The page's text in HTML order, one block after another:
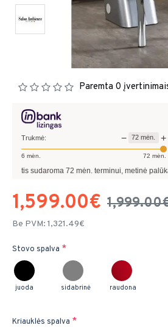
Paremta 0
1,599.00€
Be PVM: 1,321.49€
Stovo spalva
juoda sidabrinė raudona
Kriauklės spalva
Trukmė: − 72 mėn. +
6 mėn. 72 mėn.
72mėn. terminui, metinė palūkanų